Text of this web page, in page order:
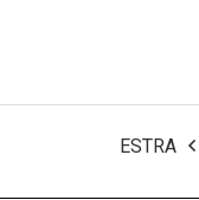
ESTRA